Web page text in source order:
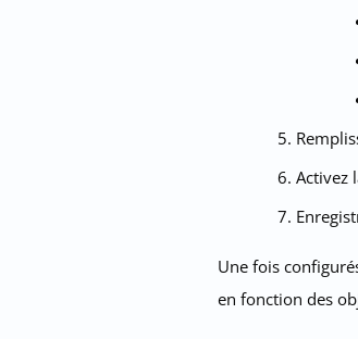
Activez
Une fois
en fonction des